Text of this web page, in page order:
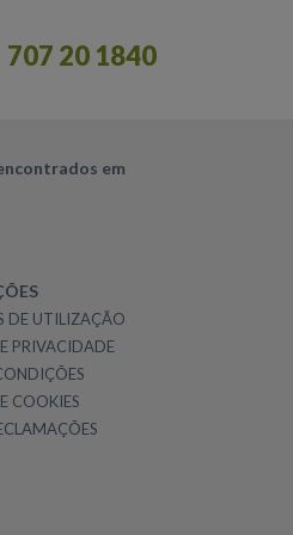
707 20 1840
em
DE UTILIZAÇÃO
PRIVACIDADE
COOKIES